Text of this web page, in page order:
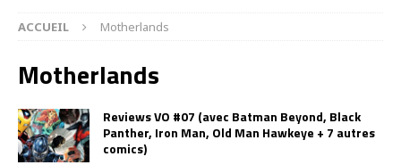
ACCUEIL Motherlands
Motherlands
Reviews VO #07 (avec Batman Beyond, Black
Panther, Iron Man, Old Man Hawkeye + 7 autres
comics)